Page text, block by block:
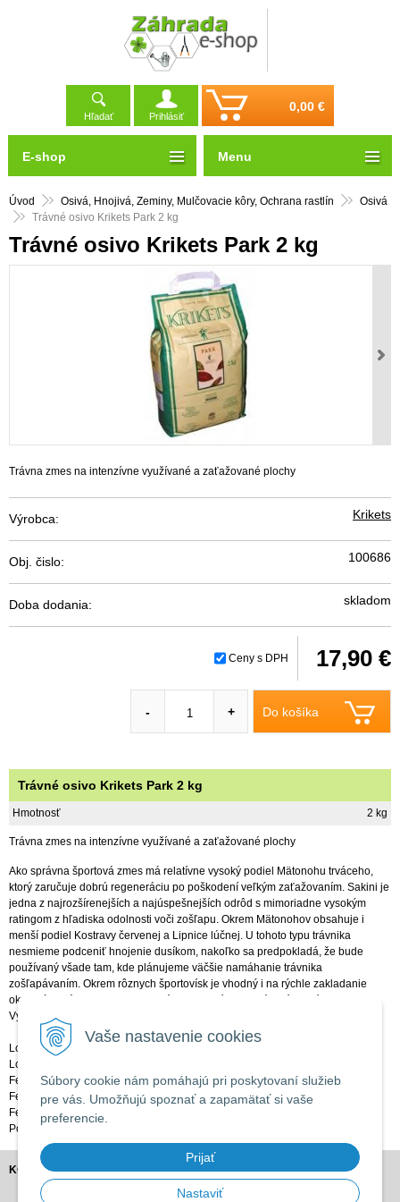
Vaše nastavenie cookies
Súbory cookie nám pomáhajú pri poskytovaní služieb
pre vás. Umožňujú spoznať a zapamätať si vaše
preferencie.
Prijať
Nastaviť
Hľadať Prihlásiť
0,00 €
Úvod Osivá, Hnojivá, Zeminy, Mulčovacie kôry, Ochrana rastlín
Osivá
Trávné osivo Krikets Park 2 kg
Trávné osivo Krikets Park 2 kg
Trávna zmes na intenzívne využívané a zaťažované plochy
Výrobca: Krikets
Obj. čislo: 100686
Doba dodania: skladom
Ceny s DPH 17,90 €
Do košíka
- +
Trávné osivo Krikets Park 2 kg
Hmotnosť 2 kg
Trávna zmes na intenzívne využívané a zaťažované plochy
Ako správna športová zmes má relatívne vysoký podiel Mätonohu trváceho,
ktorý zaručuje dobrú regeneráciu po poškodení veľkým zaťažovaním. Sakini je
jedna z najrozšírenejších a najúspešnejších odrôd s mimoriadne vysokým
ratingom z hľadiska odolnosti voči zošľapu. Okrem Mätonohov obsahuje i
menší podiel Kostravy červenej a Lipnice lúčnej. U tohoto typu trávnika
nesmieme podceniť hnojenie dusíkom, nakoľko sa predpokladá, že bude
používaný všade tam, kde plánujeme väčšie namáhanie trávnika
zošľapávaním. Okrem rôznych športovísk je vhodný i na rýchle zakladanie
okrasných trávnikov ako aj pre trávniky, ktoré tvoria súvislé veľké plochy.
Výsevok: 3-4 kg/100 m²
Lolium perene Mätonoh trváci SAKINI 17,5%
Lolium perene Mätonoh trváci AHOJ 15%
Festuca rubra rubra Kostrava červená dlhovýbež. PERNILLE 20%
Festuca rubra rubra Kostrava červená dlhovýbež. SUZETTE 7,5%
Festuca rubra rubra Kostrava červená dlhovýbež. FEROTA 30%
Poa pratensis Lipnica lúčna SOBRA 10%
E-shop Menu
KONTAKT